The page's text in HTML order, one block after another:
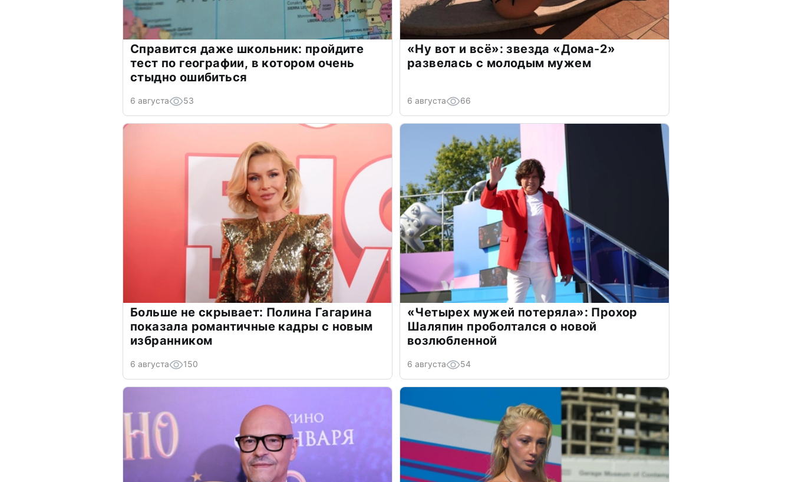
Справится даже школьник: пройдите
тест по географии, в котором очень
стыдно ошибиться
6 августа 53
«Ну вот и всё»: звезда «Дома-2»
развелась с молодым мужем
6 августа 66
Больше не скрывает: Полина Гагарина
показала романтичные кадры с новым
избранником
6 августа 150
«Четырех мужей потеряла»: Прохор
Шаляпин проболтался о новой
возлюбленной
6 августа 54